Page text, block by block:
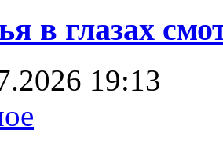
в глазах
19:13